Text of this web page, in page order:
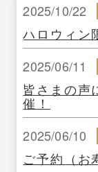
2025/10/22
ハロウィン
2025/06/11
皆さまの声
催！
2025/06/10
ご予約（お